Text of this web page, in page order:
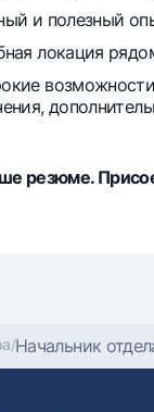
и полезный
локация
возможности
резюме.
/Начальник